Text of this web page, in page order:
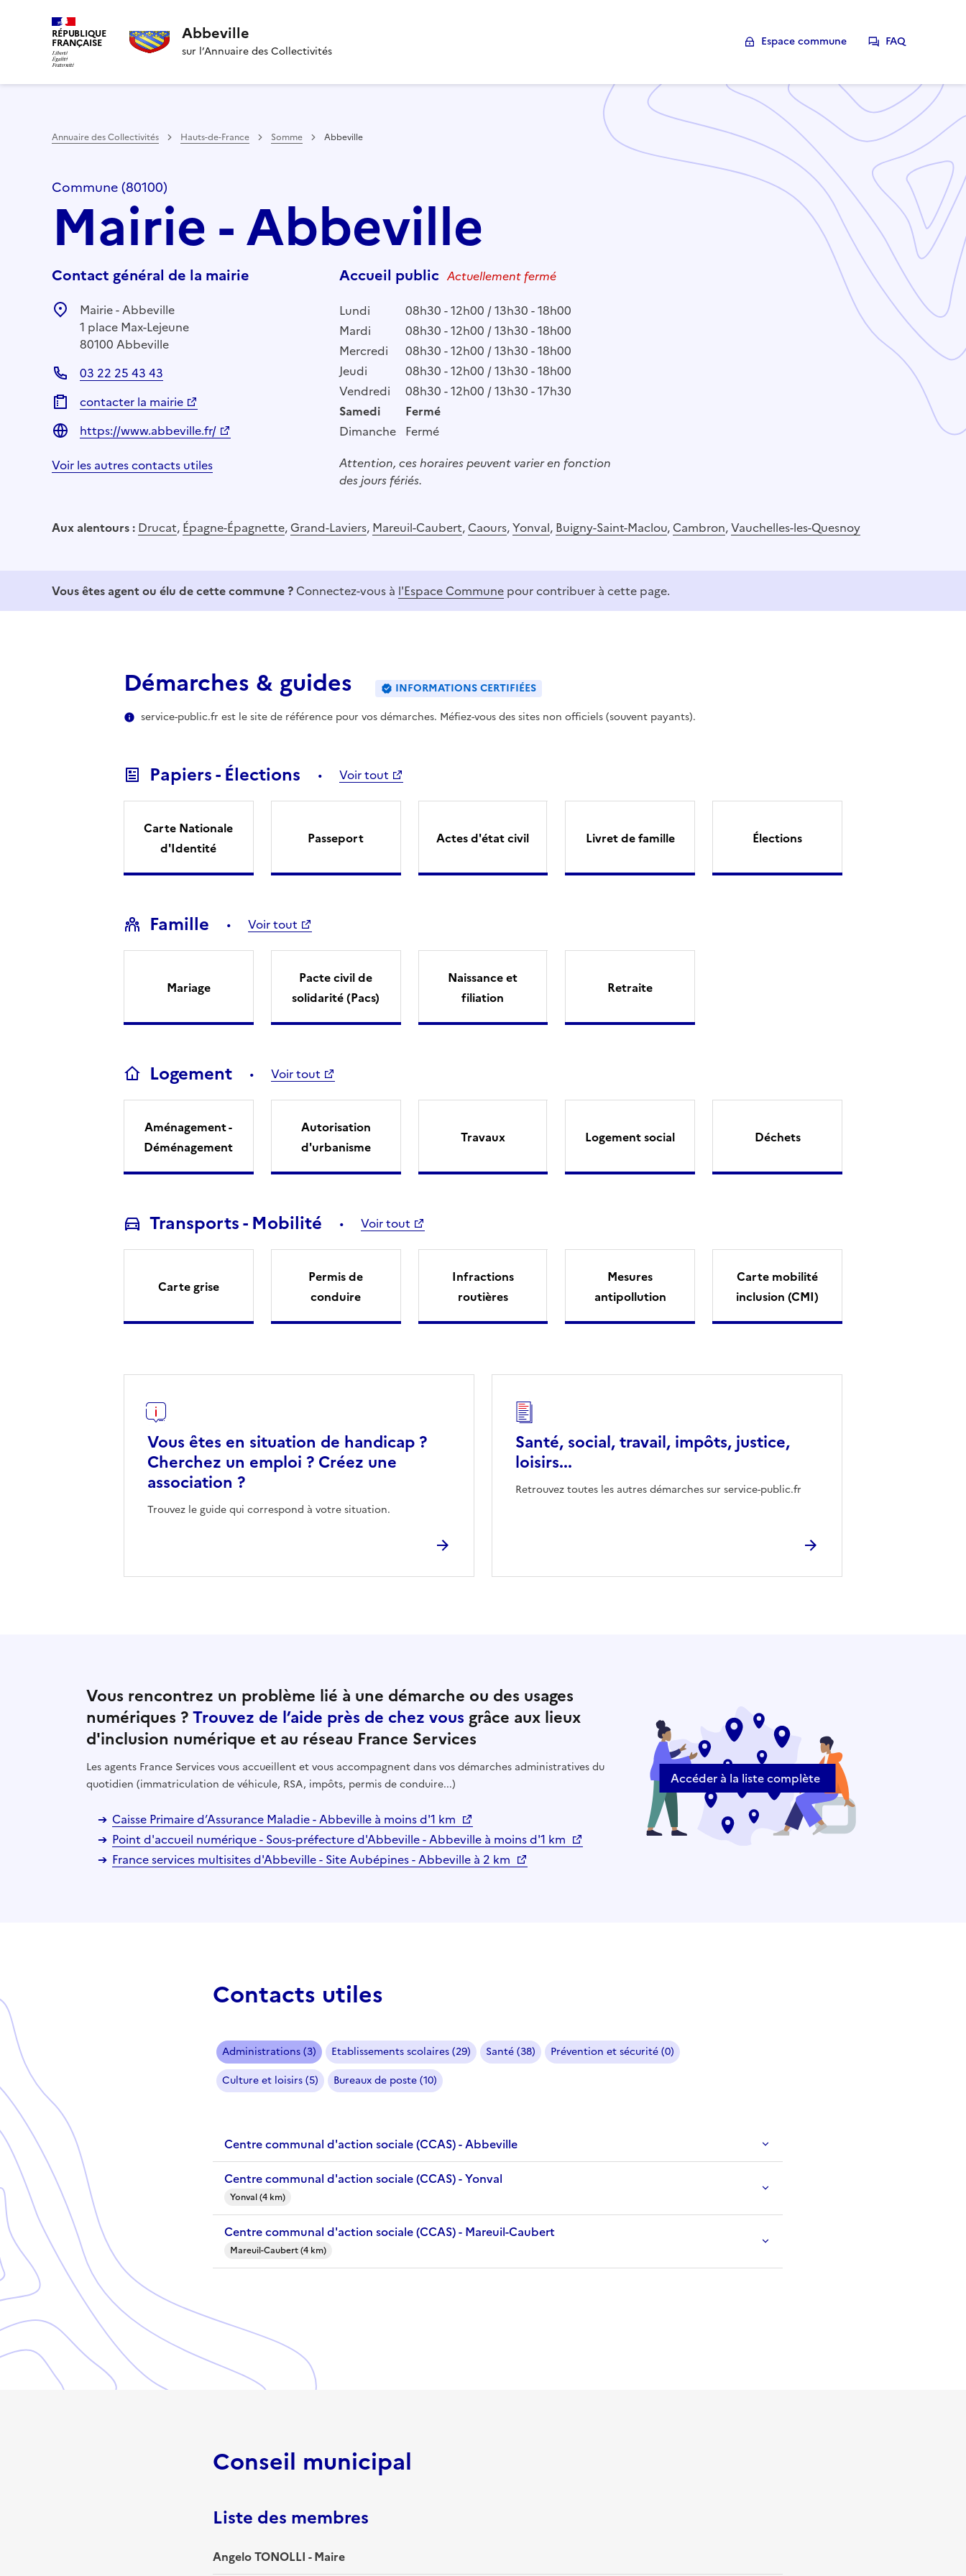
RÉPUBLIQUE
FRANÇAISE Abbeville
sur l’Annuaire des Collectivités
Espace commune FAQ
Annuaire des Collectivités Hauts-de-France Somme Abbeville
Commune (80100)
Mairie - Abbeville
Contact général de la mairie
Mairie - Abbeville
1 place Max-Lejeune
80100 Abbeville
03 22 25 43 43
contacter la mairie
https://www.abbeville.fr/
Voir les autres contacts utiles
Accueil public Actuellement fermé
Lundi
08h30 - 12h00 / 13h30 - 18h00
Mardi
08h30 - 12h00 / 13h30 - 18h00
Mercredi
08h30 - 12h00 / 13h30 - 18h00
Jeudi
08h30 - 12h00 / 13h30 - 18h00
Vendredi
08h30 - 12h00 / 13h30 - 17h30
Samedi
Fermé
Dimanche Fermé
Attention, ces horaires peuvent varier en fonction
des jours fériés.
Aux alentours : Drucat, Épagne-Épagnette,Grand-Laviers, Mareuil-Caubert, Caours,Yonval, Buigny-Saint-Maclou, Cambron,Vauchelles-les-Quesnoy
Vous êtes agent ou élu de cette commune ? Connectez-vous à l'Espace Commune pour contribuer à cette page.
Démarches & guides
INFORMATIONS CERTIFIÉES
service-public.fr est le site de référence pour vos démarches. Méfiez-vous des sites non officiels (souvent payants).
Papiers - Élections Voir tout
Carte Nationale
d'Identité
Passeport Actes d'état civil Livret de famille Élections
Famille Voir tout
Mariage
Pacte civil de
solidarité (Pacs)
Naissance et
filiation
Retraite
Logement Voir tout
Aménagement -
Déménagement
Autorisation
d'urbanisme
Travaux Logement social Déchets
Transports - Mobilité Voir tout
Carte grise
Permis de
conduire
Infractions
routières
Mesures
antipollution
Carte mobilité
inclusion (CMI)
Vous êtes en situation de handicap ?
Cherchez un emploi ? Créez une
association ?
Trouvez le guide qui correspond à votre situation.
Santé, social, travail, impôts, justice,
loisirs...
Retrouvez toutes les autres démarches sur service-public.fr
Vous rencontrez un problème lié à une démarche ou des usages
numériques ?Trouvez de l’aide près de chez vous grâce aux lieux
d'inclusion numérique et au réseau France Services
Les agents France Services vous accueillent et vous accompagnent dans vos démarches administratives du
quotidien (immatriculation de véhicule, RSA, impôts, permis de conduire...)
Caisse Primaire d’Assurance Maladie - Abbeville à moins d'1 km
Point d'accueil numérique - Sous-préfecture d'Abbeville - Abbeville à moins d'1 km
France services multisites d'Abbeville - Site Aubépines - Abbeville à 2 km
Accéder à la liste complète
Contacts utiles
Administrations (3) Etablissements scolaires (29) Santé (38)
Prévention et sécurité (0)
Culture et loisirs (5)
Bureaux de poste (10)
Centre communal d'action sociale (CCAS) - Abbeville
Centre communal d'action sociale (CCAS) - Yonval
Yonval (4 km)
Centre communal d'action sociale (CCAS) - Mareuil-Caubert
Mareuil-Caubert (4 km)
Conseil municipal
Liste des membres
Angelo TONOLLI - Maire